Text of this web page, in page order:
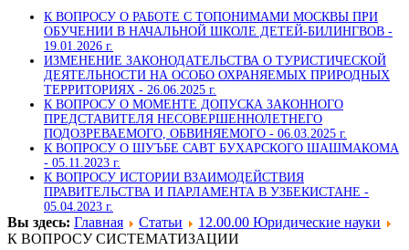
К ВОПРОСУ О РАБОТЕ С ТОПОНИМАМИ МОСКВЫ ПРИ
ОБУЧЕНИИ В НАЧАЛЬНОЙ ШКОЛЕ ДЕТЕЙ-БИЛИНГВОВ -
19.01.2026 г.
ИЗМЕНЕНИЕ ЗАКОНОДАТЕЛЬСТВА О ТУРИСТИЧЕСКОЙ
ДЕЯТЕЛЬНОСТИ НА ОСОБО ОХРАНЯЕМЫХ ПРИРОДНЫХ
ТЕРРИТОРИЯХ - 26.06.2025 г.
К ВОПРОСУ О МОМЕНТЕ ДОПУСКА ЗАКОННОГО
ПРЕДСТАВИТЕЛЯ НЕСОВЕРШЕННОЛЕТНЕГО
ПОДОЗРЕВАЕМОГО, ОБВИНЯЕМОГО - 06.03.2025 г.
К ВОПРОСУ О ШУЪБЕ САВТ БУХАРСКОГО ШАШМАКОМА
- 05.11.2023 г.
К ВОПРОСУ ИСТОРИИ ВЗАИМОДЕЙСТВИЯ
ПРАВИТЕЛЬСТВА И ПАРЛАМЕНТА В УЗБЕКИСТАНЕ -
05.04.2023 г.
Вы здесь: Главная Статьи
12.00.00 Юридические науки
К ВОПРОСУ СИСТЕМАТИЗАЦИИ